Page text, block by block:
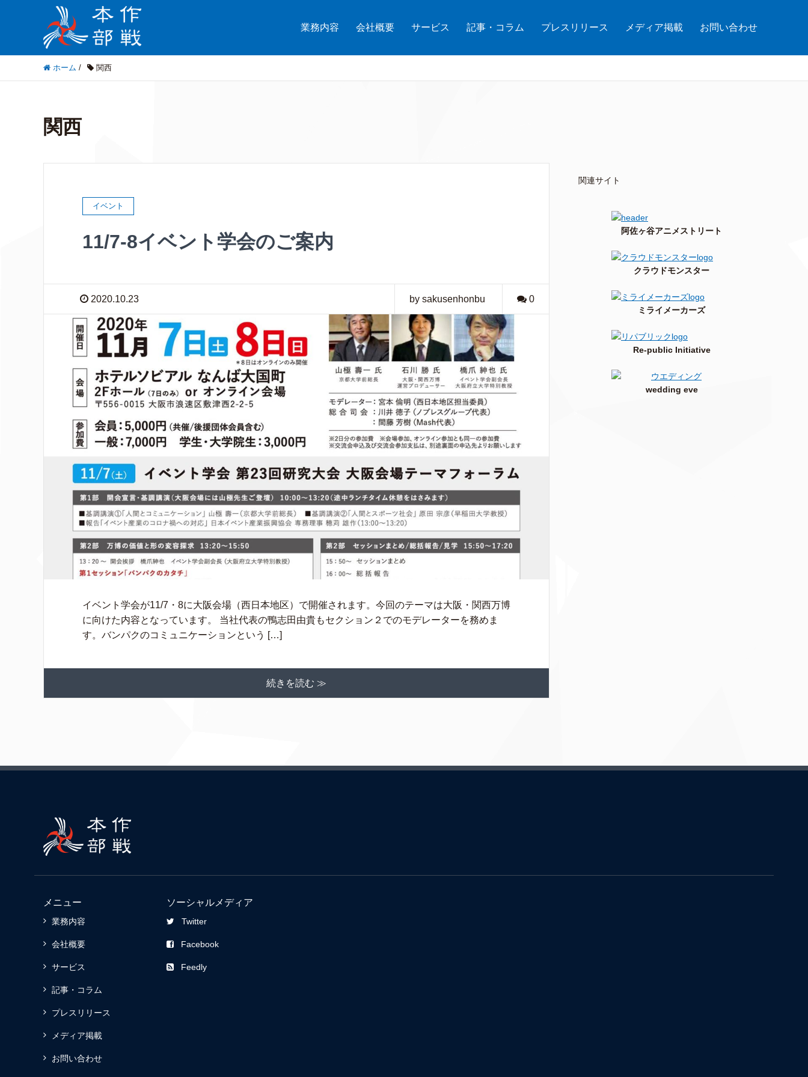
業務内容 会社概要 サービス 記事・コラム プレスリリース メディア掲載 お問い合わせ
ホーム / 関西
関西
イベント
11/7-8イベント学会のご案内
2020.10.23 by sakusenhonbu 0
イベント学会が11/7・8に大阪会場（西日本地区）で開催されます。今回のテーマは大阪・関西万博
に向けた内容となっています。 当社代表の鴨志田由貴もセクション２でのモデレーターを務めま
す。バンパクのコミュニケーションという […]
続きを読む ≫
関連サイト
阿佐ヶ谷アニメストリート
クラウドモンスター
ミライメーカーズ
Re-public Initiative
wedding eve
メニュー
業務内容
会社概要
サービス
記事・コラム
プレスリリース
メディア掲載
お問い合わせ
ソーシャルメディア
Twitter
Facebook
Feedly